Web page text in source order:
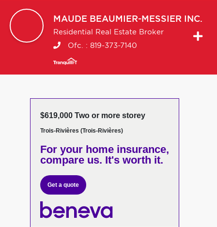
MAUDE BEAUMIER-MESSIER INC.
Residential Real Estate Broker
Ofc. : 819-373-7140
$619,000 Two or more storey
Trois-Rivières (Trois-Rivières)
For your home insurance,
compare us. It's worth it.
Get a quote